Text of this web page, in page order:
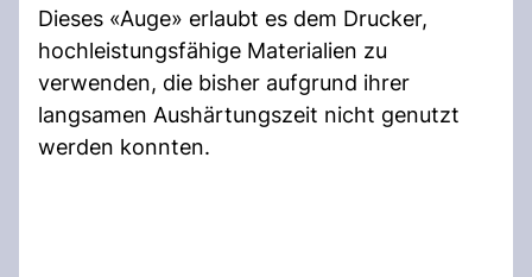
Dieses «Auge» erlaubt es dem Drucker,
hochleistungsfähige Materialien zu
verwenden, die bisher aufgrund ihrer
langsamen Aushärtungszeit nicht genutzt
werden konnten.